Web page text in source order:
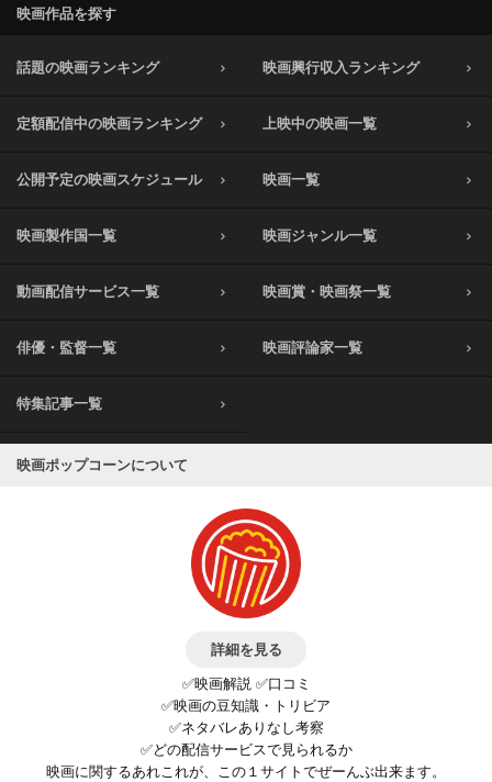
映画作品を探す
話題の映画ランキング 映画興行収入ランキング
定額配信中の映画ランキング 上映中の映画一覧
公開予定の映画スケジュール 映画一覧
映画製作国一覧 映画ジャンル一覧
動画配信サービス一覧 映画賞・映画祭一覧
俳優・監督一覧 映画評論家一覧
特集記事一覧
映画ポップコーンについて
詳細を見る
✅映画解説 ✅口コミ
✅映画の豆知識・トリビア
✅ネタバレありなし考察
✅どの配信サービスで見られるか
映画に関するあれこれが、この１サイトでぜーんぶ出来ます。